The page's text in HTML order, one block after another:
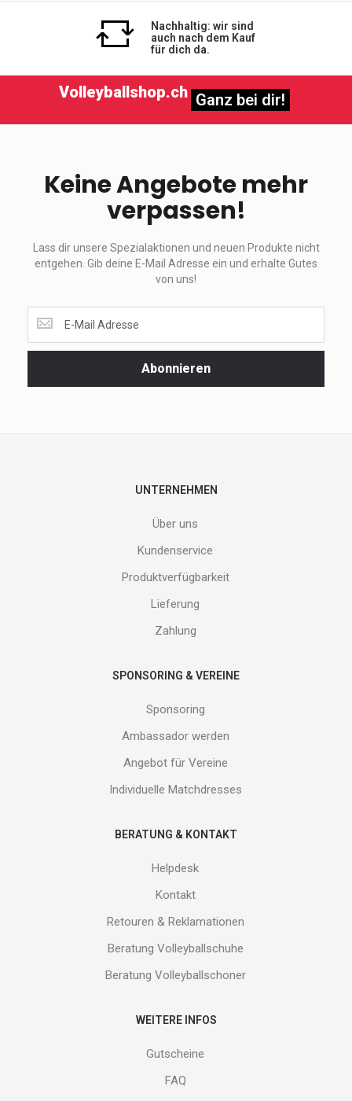
Nachhaltig: wir sind
auch nach dem Kauf
für dich da.
Volleyballshop.ch Ganz bei dir!
Keine Angebote mehr
verpassen!
Lass dir unsere Spezialaktionen und neuen Produkte nicht
entgehen. Gib deine E-Mail Adresse ein und erhalte Gutes
von uns!
dir
unsere
Abonnieren
UNTERNEHMEN
Über uns
Kundenservice
Produktverfügbarkeit
Lieferung
Zahlung
SPONSORING & VEREINE
Sponsoring
Ambassador werden
Angebot für Vereine
Individuelle Matchdresses
BERATUNG & KONTAKT
Helpdesk
Kontakt
Retouren & Reklamationen
Beratung Volleyballschuhe
Beratung Volleyballschoner
WEITERE INFOS
Gutscheine
FAQ